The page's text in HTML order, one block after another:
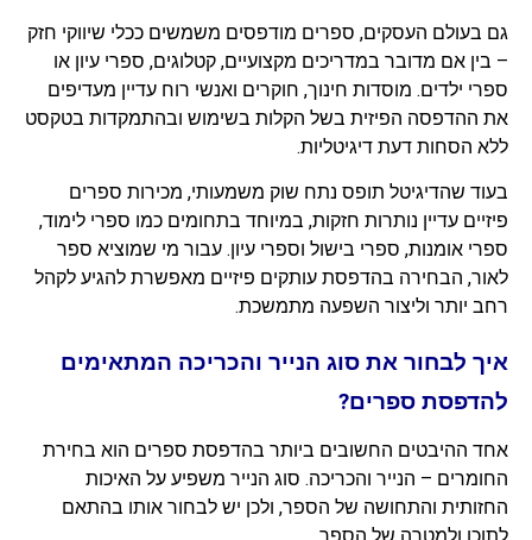
גם בעולם העסקים, ספרים מודפסים משמשים ככלי שיווקי חזק
– בין אם מדובר במדריכים מקצועיים, קטלוגים, ספרי עיון או
ספרי ילדים. מוסדות חינוך, חוקרים ואנשי רוח עדיין מעדיפים
את ההדפסה הפיזית בשל הקלות בשימוש ובהתמקדות בטקסט
ללא הסחות דעת דיגיטליות.
בעוד שהדיגיטל תופס נתח שוק משמעותי, מכירות ספרים
פיזיים עדיין נותרות חזקות, במיוחד בתחומים כמו ספרי לימוד,
ספרי אומנות, ספרי בישול וספרי עיון. עבור מי שמוציא ספר
לאור, הבחירה בהדפסת עותקים פיזיים מאפשרת להגיע לקהל
רחב יותר וליצור השפעה מתמשכת.
איך לבחור את סוג הנייר והכריכה המתאימים
להדפסת ספרים?
אחד ההיבטים החשובים ביותר בהדפסת ספרים הוא בחירת
החומרים – הנייר והכריכה. סוג הנייר משפיע על האיכות
החזותית והתחושה של הספר, ולכן יש לבחור אותו בהתאם